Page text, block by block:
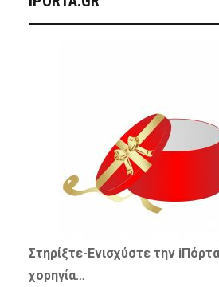
Στηρίξτε-Ενισχύστετην
χορηγία…